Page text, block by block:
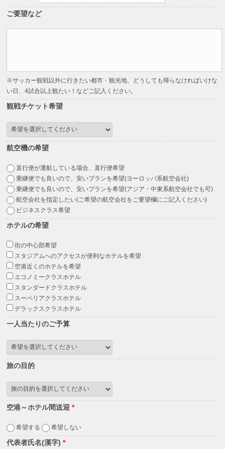
ご要望など
※サッカー観戦以外に行きたい都市・観光地、どうしても帰らなければいけな
い日、4試合以上観たい！などご記入ください。
観戦チケット希望
航空機の希望
直行便が運航している場合、直行便希望
乗継便でも良いので、安いプランを希望(ヨーロッパ系航空会社)
乗継便でも良いので、安いプランを希望(アジア・中東系航空会社でも可)
航空会社を指定したい(ご希望の航空会社をご要望欄にご記入ください)
ビジネスクラス希望
ホテルの希望
街の中心部希望
スタジアムへのアクセスが便利なホテルを希望
空港近くのホテルを希望
エコノミークラスホテル
スタンダードクラスホテル
スーペリアクラスホテル
デラックスクラスホテル
一人当たりのご予算
旅の目的
空港～ホテル間送迎*
希望する 希望しない
代表者氏名(漢字)*